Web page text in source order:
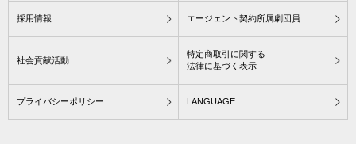
採用情報 エージェント契約所属劇団員
社会貢献活動
特定商取引に関する
法律に基づく表示
プライバシーポリシー LANGUAGE